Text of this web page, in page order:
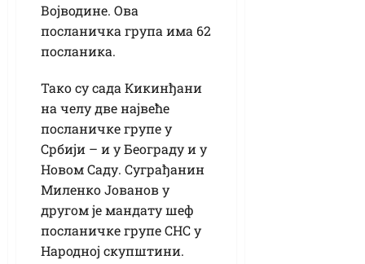
Војводине. Ова
посланичка група има 62
посланика.
Тако су сада Кикинђани
на челу две највеће
посланичке групе у
Србији – и у Београду и у
Новом Саду. Суграђанин
Миленко Јованов у
другом је мандату шеф
посланичке групе СНС у
Народној скупштини.